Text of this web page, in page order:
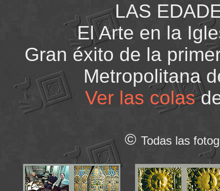
LAS
El Arte en la
Gran éxito de la
Metropolitana
Ver las colas
©Todas las